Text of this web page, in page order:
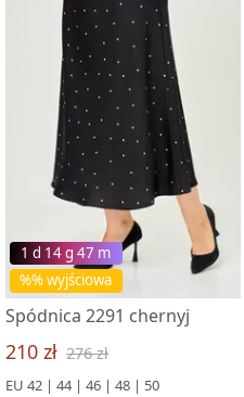
%% wyjściowa
1 d 14 g 47 m
Spódnica 2291 chernyj
210 zł 276 zł
EU 42 | 44 | 46 | 48 | 50